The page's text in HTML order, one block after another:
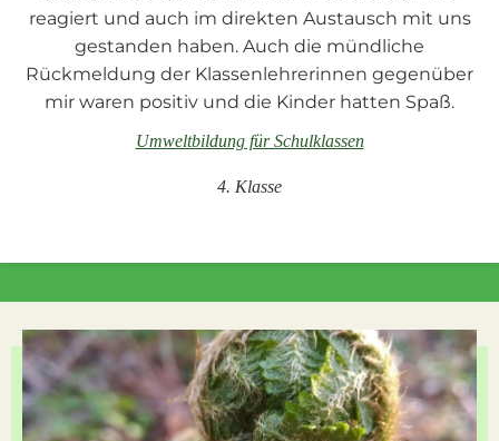
reagiert und auch im direkten Austausch mit uns
gestanden haben. Auch die mündliche
Rückmeldung der Klassenlehrerinnen gegenüber
mir waren positiv und die Kinder hatten Spaß.
Umweltbildung für Schulklassen
4. Klasse